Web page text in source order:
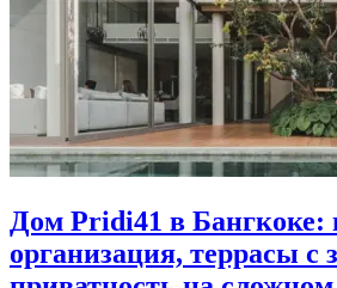
Дом Pridi41 в Бангкоке:
организация, террасы с